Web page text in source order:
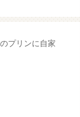
プリンに自家
しゃぶパスタサラダ